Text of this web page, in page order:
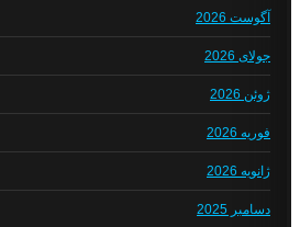
آگوست 2026
جولای 2026
ژوئن 2026
فوریه 2026
ژانویه 2026
دسامبر 2025